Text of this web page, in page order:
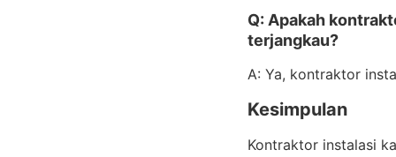
Q: Apakah
terjangkau?
A: Ya, kontraktor
Kesimpulan
Kontraktor instalasi